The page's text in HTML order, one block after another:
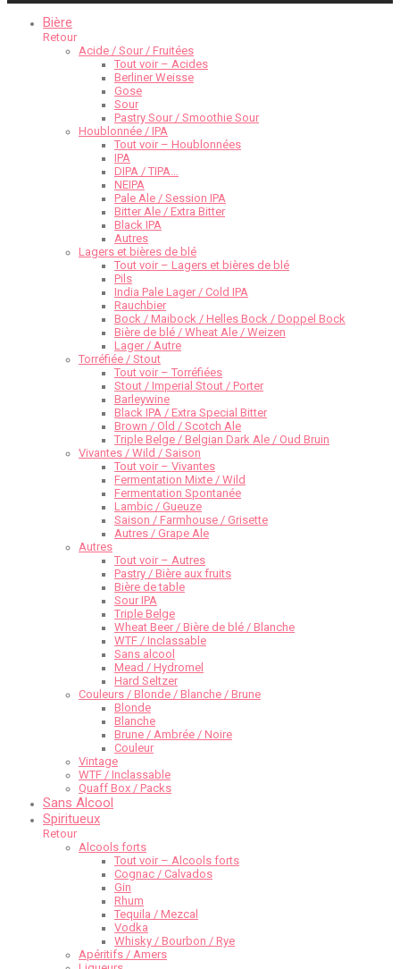
Bière
Retour
Acide / Sour / Fruitées
Tout voir – Acides
Berliner Weisse
Gose
Sour
Pastry Sour / Smoothie Sour
Houblonnée / IPA
Tout voir – Houblonnées
IPA
DIPA / TIPA…
NEIPA
Pale Ale / Session IPA
Bitter Ale / Extra Bitter
Black IPA
Autres
Lagers et bières de blé
Tout voir – Lagers et bières de blé
Pils
India Pale Lager / Cold IPA
Rauchbier
Bock / Maibock / Helles Bock / Doppel Bock
Bière de blé / Wheat Ale / Weizen
Lager / Autre
Torréfiée / Stout
Tout voir – Torréfiées
Stout / Imperial Stout / Porter
Barleywine
Black IPA / Extra Special Bitter
Brown / Old / Scotch Ale
Triple Belge / Belgian Dark Ale / Oud Bruin
Vivantes / Wild / Saison
Tout voir – Vivantes
Fermentation Mixte / Wild
Fermentation Spontanée
Lambic / Gueuze
Saison / Farmhouse / Grisette
Autres / Grape Ale
Autres
Tout voir – Autres
Pastry / Bière aux fruits
Bière de table
Sour IPA
Triple Belge
Wheat Beer / Bière de blé / Blanche
WTF / Inclassable
Sans alcool
Mead / Hydromel
Hard Seltzer
Couleurs / Blonde / Blanche / Brune
Blonde
Blanche
Brune / Ambrée / Noire
Couleur
Vintage
WTF / Inclassable
Quaff Box / Packs
Sans Alcool
Spiritueux
Retour
Alcools forts
Tout voir – Alcools forts
Cognac / Calvados
Gin
Rhum
Tequila / Mezcal
Vodka
Whisky / Bourbon / Rye
Apéritifs / Amers